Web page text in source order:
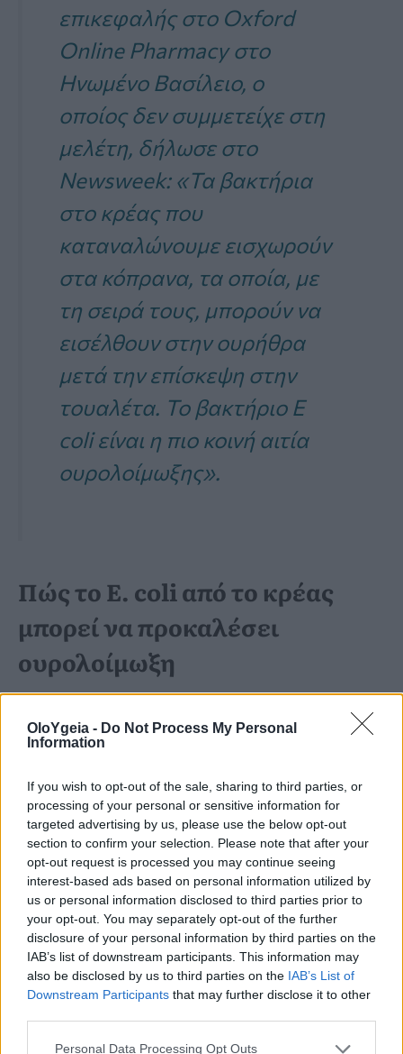
OloYgeia - Do Not Process My Personal
Information
If you wish to opt-out of the sale, sharing to third parties, or
processing of your personal or sensitive information for
targeted advertising by us, please use the below opt-out
section to confirm your selection. Please note that after your
opt-out request is processed you may continue seeing
interest-based ads based on personal information utilized by
us or personal information disclosed to third parties prior to
your opt-out. You may separately opt-out of the further
disclosure of your personal information by third parties on the
IAB’s list of downstream participants. This information may
also be disclosed by us to third parties on the IAB’s List of
Downstream Participants that may further disclose it to other
Personal Data Processing Opt Outs
επικεφαλής στο Oxford
Online Pharmacy στο
Ηνωμένο Βασίλειο, ο
οποίος δεν συμμετείχε στη
μελέτη, δήλωσε στο
Newsweek: «Τα βακτήρια
στο κρέας που
καταναλώνουμε εισχωρούν
στα κόπρανα, τα οποία, με
τη σειρά τους, μπορούν να
εισέλθουν στην ουρήθρα
μετά την επίσκεψη στην
τουαλέτα. Το βακτήριο E
coli είναι η πιο κοινή αιτία
ουρολοίμωξης».
Πώς το E. coli από το κρέας
μπορεί να προκαλέσει
ουρολοίμωξη
ζώων και των ανθρώπων
σφάζονται
, αυτά τα βακτήρια μπορούν
ναμολύνουν τα προϊόντα κρέατος. Ενώ
το κανονικό μαγείρεμα συνήθως
σκοτώνει το E coli, τα βακτήρια από το
όχι καλά μαγειρεμένο κρέας μπορούν να
εξαπλωθούν στο έντερο και το
ουροποιητικό σύστημα, οδηγώντας σε
λοιμώξεις.